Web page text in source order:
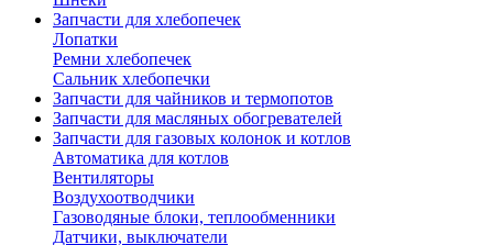
Запчасти для хлебопечек
Лопатки
Ремни хлебопечек
Сальник хлебопечки
Запчасти для чайников и термопотов
Запчасти для масляных обогревателей
Запчасти для газовых колонок и котлов
Автоматика для котлов
Вентиляторы
Воздухоотводчики
Газоводяные блоки, теплообменники
Датчики, выключатели